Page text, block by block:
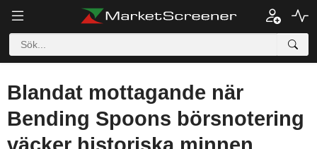
Blandat mottagande när
Bending Spoons börsnotering